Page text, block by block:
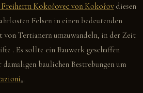
Kokořovec von Kokořov diesen
Felsen in einen bedeutenden
Tertianern umzuwandeln, in der Zeit
. Es sollte ein Bauwerk geschaffen
baulichen Bestrebungen um
„.